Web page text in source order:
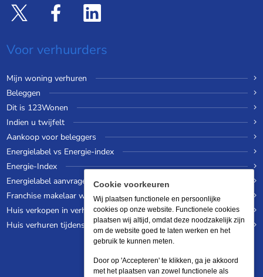
Voor verhuurders
Mijn woning verhuren
Beleggen
Dit is 123Wonen
Indien u twijfelt
Aankoop voor beleggers
Energielabel vs Energie-index
Energie-Index
Energielabel aanvragen
Franchise makelaar worden
Huis verkopen in verhuurde staat
Huis verhuren tijdens een wereldreis
Cookie voorkeuren
Wij plaatsen functionele en persoonlijke
cookies op onze website. Functionele cookies
plaatsen wij altijd, omdat deze noodzakelijk zijn
om de website goed te laten werken en het
gebruik te kunnen meten.
Door op 'Accepteren' te klikken, ga je akkoord
met het plaatsen van zowel functionele als